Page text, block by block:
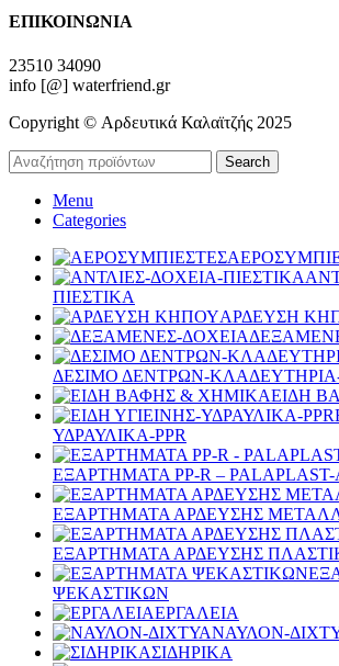
ΕΠΙΚΟΙΝΩΝΙΑ
23510 34090
info [@] waterfriend.gr
Copyright © Αρδευτικά Καλαϊτζής 2025
Search
Menu
Categories
ΠΙΕΣΤΙΚΑ
ΑΡΔΕΥΣΗ
ΔΕΣΙΜΟ ΔΕΝΤΡΩΝ-
ΕΙΔΗ
ΥΔΡΑΥΛΙΚΑ-PPR
ΕΞΑΡΤΗΜΑΤΑ PP-R – PALAPLAST-
ΕΞΑΡΤΗΜΑΤΑ ΑΡΔΕΥΣΗΣ
ΕΞΑΡΤΗΜΑΤΑ ΑΡΔΕΥΣΗΣ
ΨΕΚΑΣΤΙΚΩΝ
ΕΡΓΑΛΕΙΑ
ΝΑΥΛΟΝ-
ΣΙΔΗΡΙΚΑ